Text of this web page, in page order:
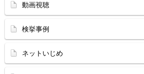
動画視聴
検挙事例
ネットいじめ